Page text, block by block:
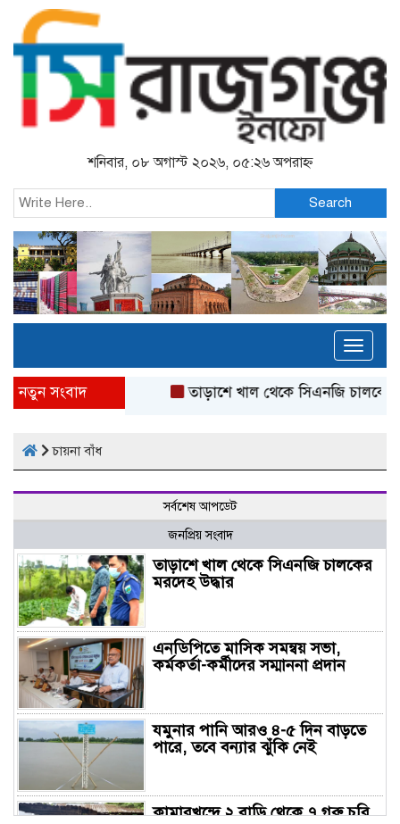
শনিবার, ০৮ অগাস্ট ২০২৬, ০৫:২৬ অপরাহ্ন
Search
নতুন সংবাদ তাড়াশে খাল থেকে সিএনজি চালকের
চায়না বাঁধ
সর্বশেষ আপডেট
জনপ্রিয় সংবাদ
তাড়াশে খাল থেকে সিএনজি চালকের
মরদেহ উদ্ধার
এনডিপিতে মাসিক সমন্বয় সভা,
কর্মকর্তা-কর্মীদের সম্মাননা প্রদান
যমুনার পানি আরও ৪-৫ দিন বাড়তে
পারে, তবে বন্যার ঝুঁকি নেই
কামারখন্দে ২ বাড়ি থেকে ৭ গরু চুরি